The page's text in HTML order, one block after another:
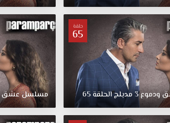
حلقة
65
ودموع3 مدبلجالحلقة65 مسلسلعشق